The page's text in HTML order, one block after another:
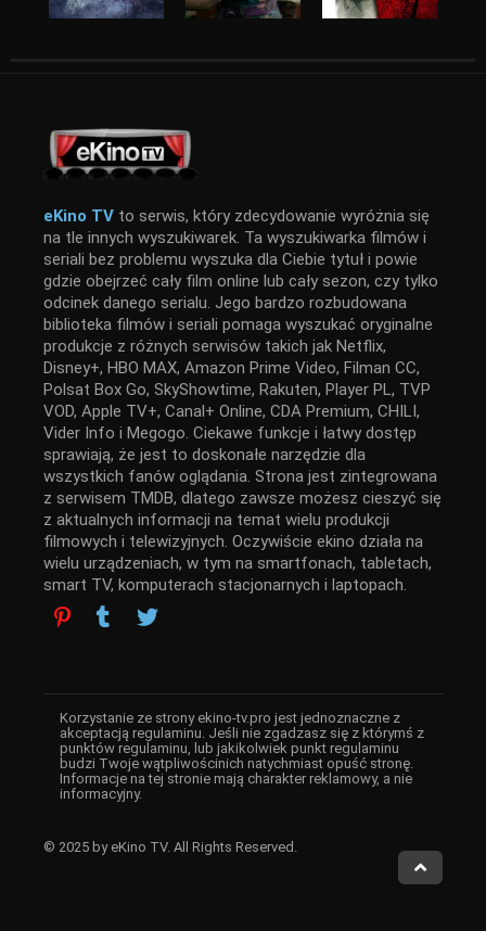
eKino TV to serwis, który zdecydowanie wyróżnia się
na tle innych wyszukiwarek. Ta wyszukiwarka filmów i
seriali bez problemu wyszuka dla Ciebie tytuł i powie
gdzie obejrzeć cały film online lub cały sezon, czy tylko
odcinek danego serialu. Jego bardzo rozbudowana
biblioteka filmów i seriali pomaga wyszukać oryginalne
produkcje z różnych serwisów takich jak Netflix,
Disney+, HBO MAX, Amazon Prime Video, Filman CC,
Polsat Box Go, SkyShowtime, Rakuten, Player PL, TVP
VOD, Apple TV+, Canal+ Online, CDA Premium, CHILI,
Vider Info i Megogo. Ciekawe funkcje i łatwy dostęp
sprawiają, że jest to doskonałe narzędzie dla
wszystkich fanów oglądania. Strona jest zintegrowana
z serwisem TMDB, dlatego zawsze możesz cieszyć się
z aktualnych informacji na temat wielu produkcji
filmowych i telewizyjnych. Oczywiście ekino działa na
wielu urządzeniach, w tym na smartfonach, tabletach,
smart TV, komputerach stacjonarnych i laptopach.
Korzystanie ze strony ekino-tv.pro jest jednoznaczne z
akceptacją regulaminu. Jeśli nie zgadzasz się z którymś z
punktów regulaminu, lub jakikolwiek punkt regulaminu
budzi Twoje wątpliwościnich natychmiast opuść stronę.
Informacje na tej stronie mają charakter reklamowy, a nie
informacyjny.
© 2025 by eKino TV. All Rights Reserved.